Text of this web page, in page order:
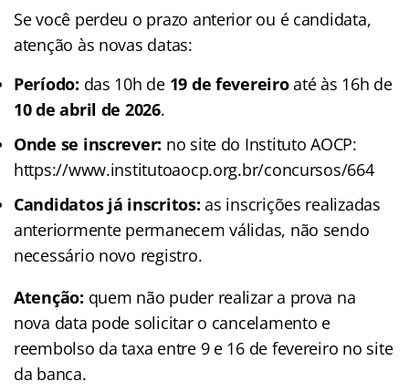
Se você perdeu o prazo anterior ou é candidata,
atenção às novas datas:
Período: das 10h de 19 de fevereiroaté às 16h de
10 de abril de 2026.
Onde se inscrever: no site do Instituto AOCP:
https://www.institutoaocp.org.br/concursos/664
Candidatos já inscritos: as inscrições realizadas
anteriormente permanecem válidas, não sendo
necessário novo registro.
Atenção: quem não puder realizar a prova na
nova data pode solicitar o cancelamento e
reembolso da taxa entre 9 e 16 de fevereiro no site
da banca.